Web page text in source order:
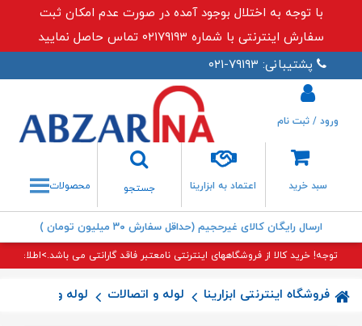
با توجه به اختلال بوجود آمده در صورت عدم امکان ثبت
سفارش اینترنتی با شماره ۰۲۱۷۹۱۹۳ تماس حاصل نمایید
پشتیبانی: ۷۹۱۹۳-۰۲۱
سبد خرید اعتماد به ابزارینا
جستجو
جستجو
ورود / ثبت نام
محصولات
ارسال رایگان کالای غیرحجیم (حداقل سفارش ۳۰ میلیون تومان )
توجه! خرید کالا از فروشگاههای اینترنتی نامعتبر فاقد گارانتی می باشد.>اطلاعات
فروشگاه اینترنتی ابزارینا لوله و اتصالات لوله و اتصالات